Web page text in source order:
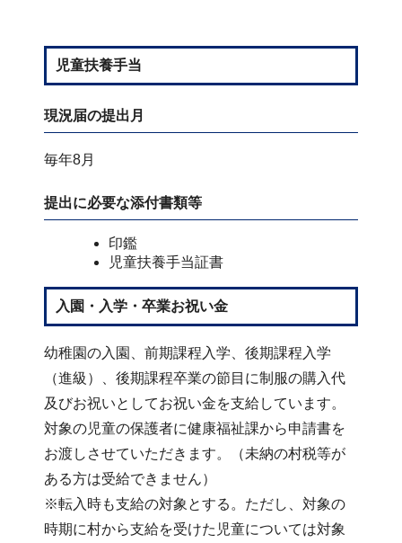
児童扶養手当
現況届の提出月
毎年8月
提出に必要な添付書類等
印鑑
児童扶養手当証書
入園・入学・卒業お祝い金
幼稚園の入園、前期課程入学、後期課程入学
（進級）、後期課程卒業の節目に制服の購入代
及びお祝いとしてお祝い金を支給しています。
対象の児童の保護者に健康福祉課から申請書を
お渡しさせていただきます。（未納の村税等が
ある方は受給できません）
※転入時も支給の対象とする。ただし、対象の
時期に村から支給を受けた児童については対象